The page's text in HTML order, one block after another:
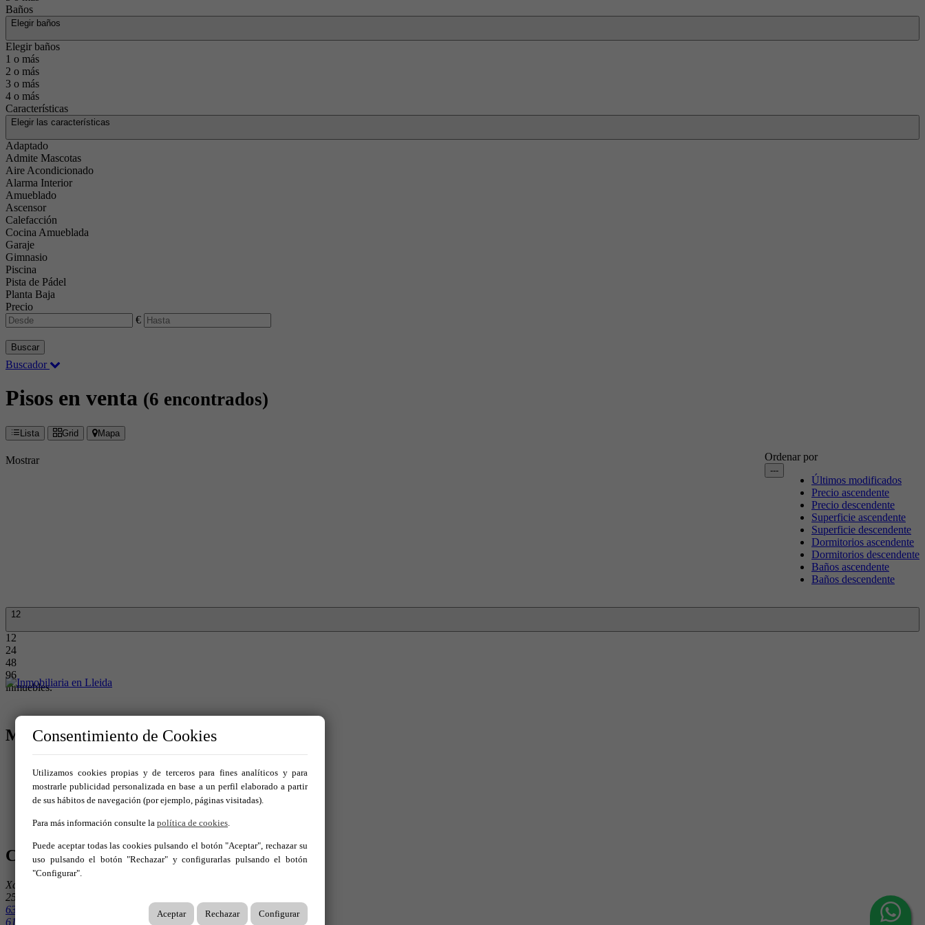
Baños
Elegir baños
Elegir baños
1 o más
2 o más
3 o más
4 o más
Características
Elegir las características
Adaptado
Admite Mascotas
Aire Acondicionado
Alarma Interior
Amueblado
Ascensor
Calefacción
Cocina Amueblada
Garaje
Gimnasio
Piscina
Pista de Pádel
Planta Baja
Precio
€
Buscar
Buscador
Pisos en venta (6 encontrados)
Lista Grid Mapa
Ordenar por
---
Últimos modificados
Precio ascendente
Precio descendente
Superficie ascendente
Superficie descendente
Dormitorios ascendente
Dormitorios descendente
Baños ascendente
Baños descendente
Mostrar
12
12
24
48
96
inmuebles.
MENÚ
Comprar
Alquilar
Vende tu inmueble
Contacto
CONTÁCTANOS
Xavier Puig I Andreu 2
25005 Lleida
636146572
616499305
Consentimiento de Cookies
Utilizamos cookies propias y de terceros para fines analíticos y para
mostrarle publicidad personalizada en base a un perfil elaborado a partir
de sus hábitos de navegación (por ejemplo, páginas visitadas).
Para más información consulte la política de cookies.
Puede aceptar todas las cookies pulsando el botón "Aceptar", rechazar su
uso pulsando el botón "Rechazar" y configurarlas pulsando el botón
"Configurar".
Aceptar Rechazar Configurar